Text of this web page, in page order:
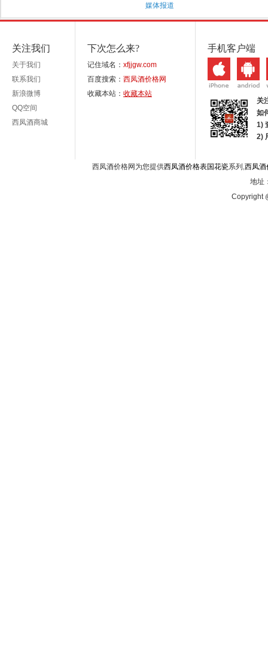
媒体报道
关注我们
关于我们
联系我们
新浪微博
QQ空间
西凤酒商城
下次怎么来?
记住域名： xfjjgw.com
百度搜索： 西凤酒价格网
收藏本站： 收藏本站
手机客户端
关
如
1)
2)
西凤酒价格网为您提供西凤酒价格表国花瓷系列, 西凤酒
地址
Copyright